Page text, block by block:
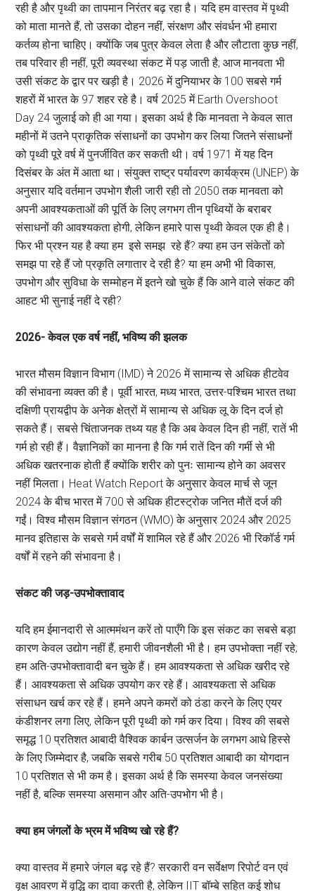
रही है और पृथ्वी का तापमान निरंतर बढ़ रहा है। यदि हम वास्तव में पृथ्वी
को माता मानते हैं, तो उसका दोहन नहीं, संरक्षण और संवर्धन भी हमारा
कर्तव्य होना चाहिए। क्योंकि जब पुत्र केवल लेता है और लौटाता कुछ नहीं,
तब परिवार ही नहीं, पूरी व्यवस्था संकट में पड़ जाती है; आज मानवता भी
उसी संकट के द्वार पर खड़ी है। 2026 में दुनियाभर के 100 सबसे गर्म
शहरों में भारत के 97 शहर रहे है। वर्ष 2025 में Earth Overshoot
Day 24 जुलाई को ही आ गया। इसका अर्थ है कि मानवता ने केवल सात
महीनों में उतने प्राकृतिक संसाधनों का उपभोग कर लिया जितने संसाधनों
को पृथ्वी पूरे वर्ष में पुनर्जीवित कर सकती थी। वर्ष 1971 में यह दिन
दिसंबर के अंत में आता था। संयुक्त राष्ट्र पर्यावरण कार्यक्रम (UNEP) के
अनुसार यदि वर्तमान उपभोग शैली जारी रही तो 2050 तक मानवता को
अपनी आवश्यकताओं की पूर्ति के लिए लगभग तीन पृथ्वियों के बराबर
संसाधनों की आवश्यकता होगी, लेकिन हमारे पास पृथ्वी केवल एक ही है।
फिर भी प्रश्न यह है क्या हम इसे समझ रहे हैं? क्या हम उन संकेतों को
समझ पा रहे हैं जो प्रकृति लगातार दे रही है? या हम अभी भी विकास,
उपभोग और सुविधा के सम्मोहन में इतने खो चुके हैं कि आने वाले संकट की
आहट भी सुनाई नहीं दे रही?
2026- केवल एक वर्ष नहीं, भविष्य की झलक
भारत मौसम विज्ञान विभाग (IMD) ने 2026 में सामान्य से अधिक हीटवेव
की संभावना व्यक्त की है। पूर्वी भारत, मध्य भारत, उत्तर-पश्चिम भारत तथा
दक्षिणी प्रायद्वीप के अनेक क्षेत्रों में सामान्य से अधिक लू के दिन दर्ज हो
सकते हैं। सबसे चिंताजनक तथ्य यह है कि अब केवल दिन ही नहीं, रातें भी
गर्म हो रही हैं। वैज्ञानिकों का मानना है कि गर्म रातें दिन की गर्मी से भी
अधिक खतरनाक होती हैं क्योंकि शरीर को पुनः सामान्य होने का अवसर
नहीं मिलता। Heat Watch Report के अनुसार केवल मार्च से जून
2024 के बीच भारत में 700 से अधिक हीटस्ट्रोक जनित मौतें दर्ज की
गईं। विश्व मौसम विज्ञान संगठन (WMO) के अनुसार 2024 और 2025
मानव इतिहास के सबसे गर्म वर्षों में शामिल रहे हैं और 2026 भी रिकॉर्ड गर्म
वर्षों में रहने की संभावना है।
संकट की जड़-उपभोक्तावाद
यदि हम ईमानदारी से आत्ममंथन करें तो पाएँगे कि इस संकट का सबसे बड़ा
कारण केवल उद्योग नहीं हैं, हमारी जीवनशैली भी है। हम उपभोक्ता नहीं रहे;
हम अति-उपभोक्तावादी बन चुके हैं। हम आवश्यकता से अधिक खरीद रहे
हैं। आवश्यकता से अधिक उपयोग कर रहे हैं। आवश्यकता से अधिक
संसाधन खर्च कर रहे हैं। हमने अपने कमरों को ठंडा करने के लिए एयर
कंडीशनर लगा लिए, लेकिन पूरी पृथ्वी को गर्म कर दिया। विश्व की सबसे
समृद्ध 10 प्रतिशत आबादी वैश्विक कार्बन उत्सर्जन के लगभग आधे हिस्से
के लिए जिम्मेदार है, जबकि सबसे गरीब 50 प्रतिशत आबादी का योगदान
10 प्रतिशत से भी कम है। इसका अर्थ है कि समस्या केवल जनसंख्या
नहीं है, बल्कि समस्या असमान और अति-उपभोग भी है।
क्या हम जंगलों के भ्रम में भविष्य खो रहे हैं?
क्या वास्तव में हमारे जंगल बढ़ रहे हैं? सरकारी वन सर्वेक्षण रिपोर्ट वन एवं
वृक्ष आवरण में वृद्धि का दावा करती है, लेकिन IIT बॉम्बे सहित कई शोध